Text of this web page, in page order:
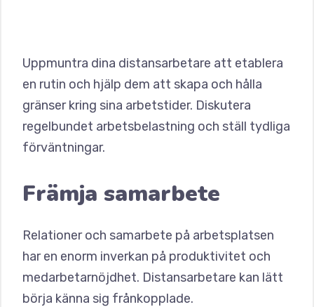
Uppmuntra dina distansarbetare att etablera
en rutin och hjälp dem att skapa och hålla
gränser kring sina arbetstider. Diskutera
regelbundet arbetsbelastning och ställ tydliga
förväntningar.
Främja samarbete
Relationer och samarbete på arbetsplatsen
har en enorm inverkan på produktivitet och
medarbetarnöjdhet. Distansarbetare kan lätt
börja känna sig frånkopplade.